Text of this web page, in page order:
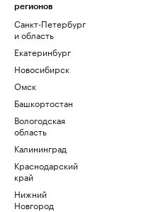
регионов
Санкт-Петербург
и область
Екатеринбург
Новосибирск
Омск
Башкортостан
Вологодская
область
Калининград
Краснодарский
край
Нижний
Новгород